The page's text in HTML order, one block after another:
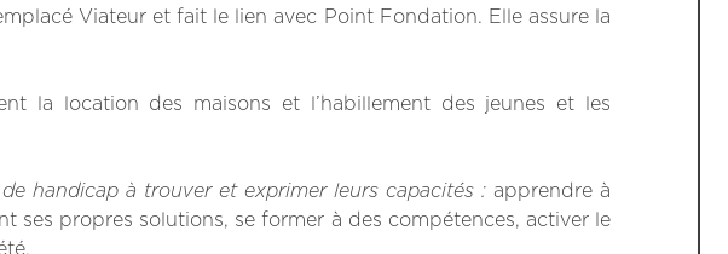
Viateur et fait le lien avec Point Fondation. Elle assure la
la location des maisons et l’habillement des jeunes et les
handicap à trouver et exprimer leurs capacités : apprendre à
ses propres solutions, se former à des compétences, activer le